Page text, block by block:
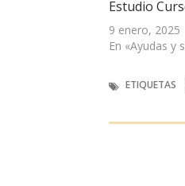
Estudio
9 enero, 2025
En «Ayudas y
ETIQUETAS